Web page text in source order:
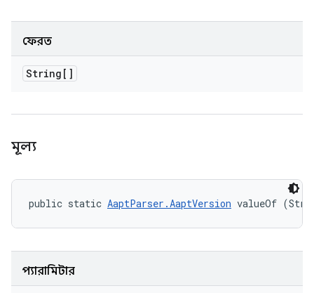
ফেরত
String[]
মূল্য
public static AaptParser.AaptVersion valueOf
প্যারামিটার